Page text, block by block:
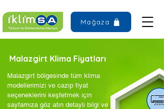
Mağaza
Malazgirt Klima Fiyatları
Malazgirt bölgesinde tüm klima
modellerimizi ve cazip fiyat
seçeneklerini keşfetmek için
sayfamıza göz atın detaylı bilgi ve